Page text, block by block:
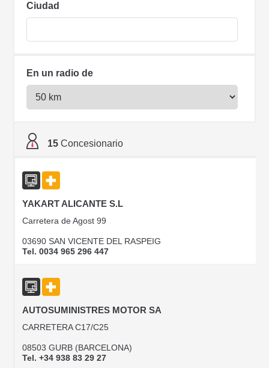
Ciudad
En un radio de
15 Concesionario
YAKART ALICANTE S.L
Carretera de Agost 99
03690 SAN VICENTE DEL RASPEIG
Tel. 0034 965 296 447
AUTOSUMINISTRES MOTOR SA
CARRETERA C17/C25
08503 GURB (BARCELONA)
Tel. +34 938 83 29 27